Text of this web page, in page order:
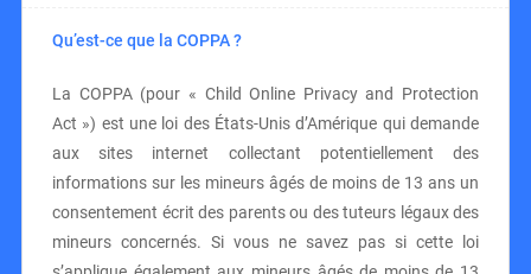
Qu’est-ce que la COPPA ?
La COPPA (pour « Child Online Privacy and Protection
Act ») est une loi des États-Unis d’Amérique qui demande
aux sites internet collectant potentiellement des
informations sur les mineurs âgés de moins de 13 ans un
consentement écrit des parents ou des tuteurs légaux des
mineurs concernés. Si vous ne savez pas si cette loi